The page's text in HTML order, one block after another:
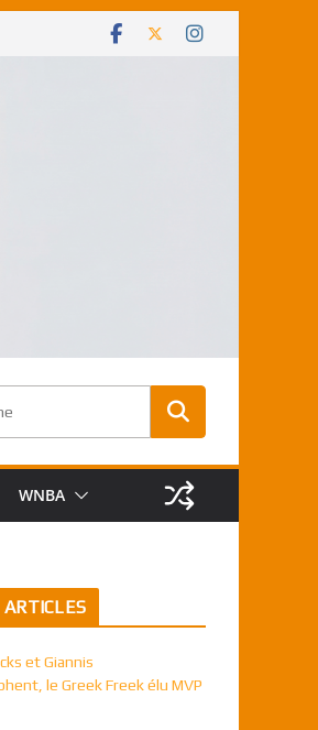
WNBA
et Giannis
le Greek Freek élu MVP